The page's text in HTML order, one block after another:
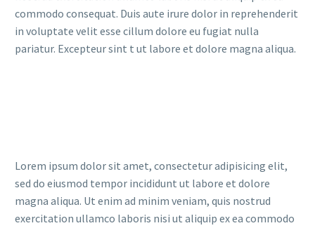
commodo consequat. Duis aute irure dolor in reprehenderit
in voluptate velit esse cillum dolore eu fugiat nulla
pariatur. Excepteur sint t ut labore et dolore magna aliqua.
Lorem ipsum dolor sit amet, consectetur adipisicing elit,
sed do eiusmod tempor incididunt ut labore et dolore
magna aliqua. Ut enim ad minim veniam, quis nostrud
exercitation ullamco laboris nisi ut aliquip ex ea commodo